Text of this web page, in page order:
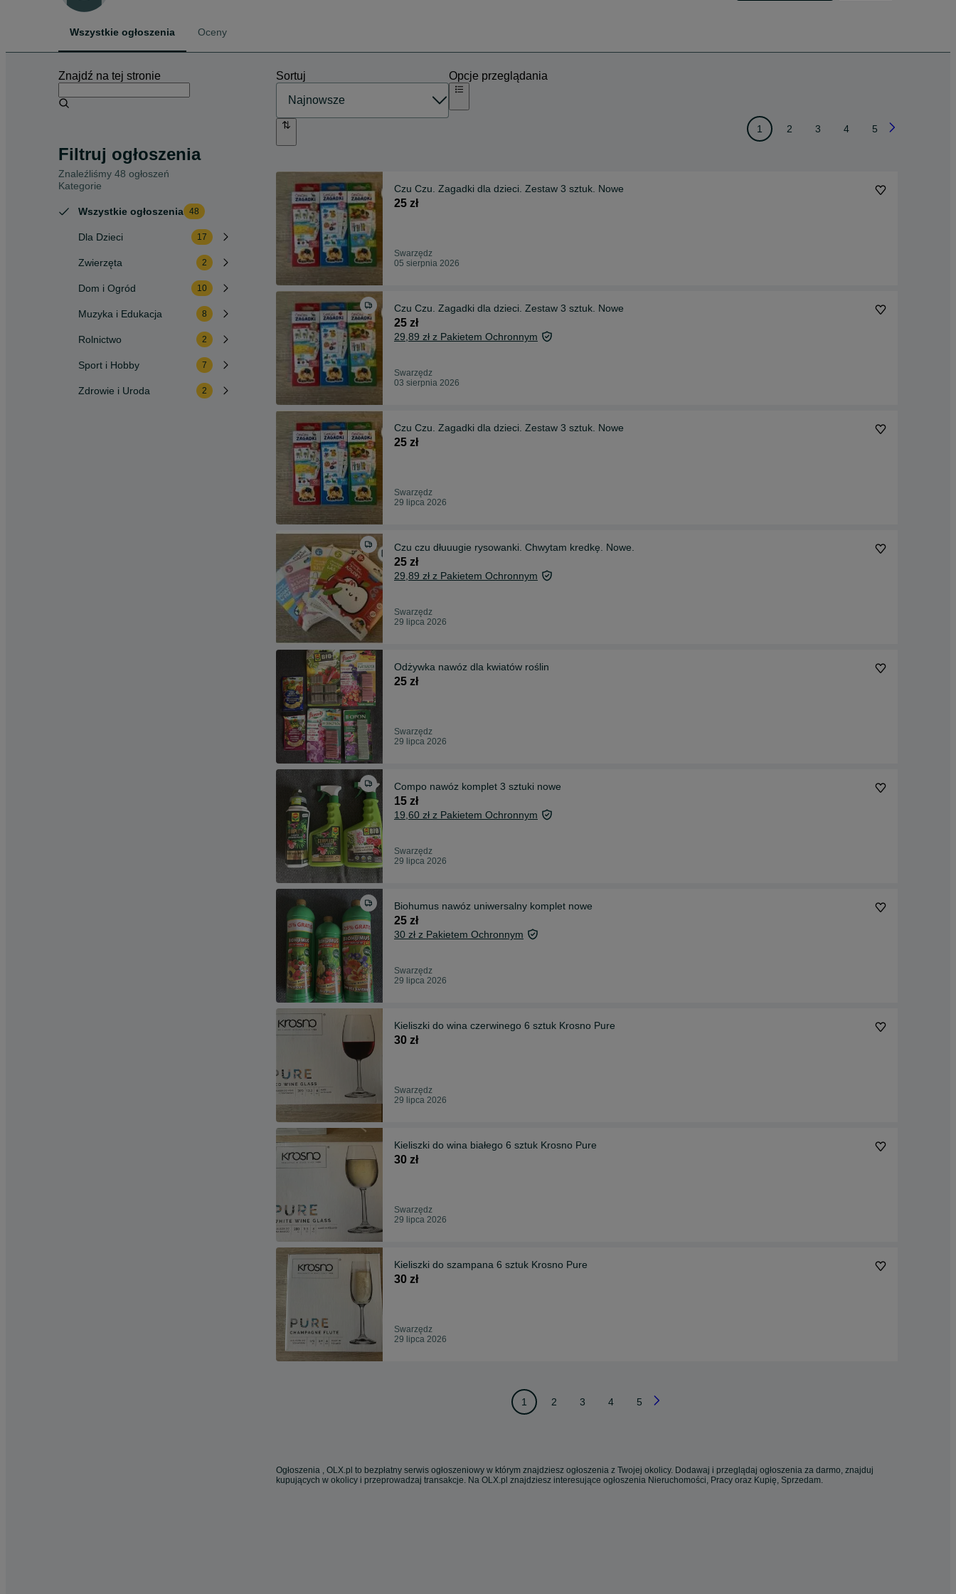
Wszystkie ogłoszenia Oceny
Znajdź na tej stronie
Filtruj ogłoszenia
Znaleźliśmy 48 ogłoszeń
Kategorie
Wszystkie ogłoszenia 48
Dla Dzieci 17
Zwierzęta 2
Dom i Ogród 10
Muzyka i Edukacja 8
Rolnictwo 2
Sport i Hobby 7
Zdrowie i Uroda 2
Sortuj Opcje przeglądania
1 2 3 4 5
Czu Czu. Zagadki dla dzieci. Zestaw 3 sztuk. Nowe
25 zł
Swarzędz
05 sierpnia 2026
Czu Czu. Zagadki dla dzieci. Zestaw 3 sztuk. Nowe
25 zł
29,89 zł z Pakietem Ochronnym
Swarzędz
03 sierpnia 2026
Czu Czu. Zagadki dla dzieci. Zestaw 3 sztuk. Nowe
25 zł
Swarzędz
29 lipca 2026
Czu czu dłuuugie rysowanki. Chwytam kredkę. Nowe.
25 zł
29,89 zł z Pakietem Ochronnym
Swarzędz
29 lipca 2026
Odżywka nawóz dla kwiatów roślin
25 zł
Swarzędz
29 lipca 2026
Compo nawóz komplet 3 sztuki nowe
15 zł
19,60 zł z Pakietem Ochronnym
Swarzędz
29 lipca 2026
Biohumus nawóz uniwersalny komplet nowe
25 zł
30 zł z Pakietem Ochronnym
Swarzędz
29 lipca 2026
Kieliszki do wina czerwinego 6 sztuk Krosno Pure
30 zł
Swarzędz
29 lipca 2026
Kieliszki do wina białego 6 sztuk Krosno Pure
30 zł
Swarzędz
29 lipca 2026
Kieliszki do szampana 6 sztuk Krosno Pure
30 zł
Swarzędz
29 lipca 2026
1 2 3 4 5
Ogłoszenia , OLX.pl to bezpłatny serwis ogłoszeniowy w którym znajdziesz ogłoszenia z Twojej okolicy. Dodawaj i przeglądaj ogłoszenia za darmo, znajduj
kupujących w okolicy i przeprowadzaj transakcje. Na OLX.pl znajdziesz interesujące ogłoszenia Nieruchomości, Pracy oraz Kupię, Sprzedam.